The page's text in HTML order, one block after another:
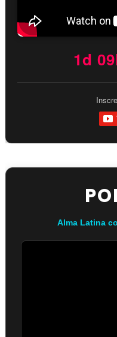
1d
Alma Latina